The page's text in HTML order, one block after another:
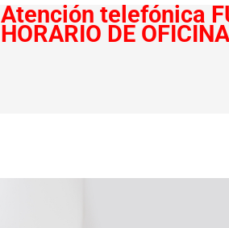
Atención telefónica
HORARIO DE